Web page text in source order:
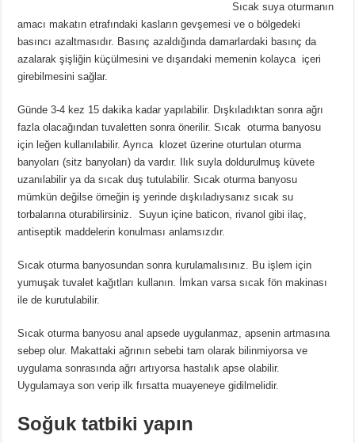
Sıcak suya oturmanın
amacı makatın etrafındaki kasların gevşemesi ve o bölgedeki
basıncı azaltmasıdır. Basınç azaldığında damarlardaki basınç da
azalarak şişliğin küçülmesini ve dışarıdaki memenin kolayca içeri
girebilmesini sağlar.
Günde 3-4 kez 15 dakika kadar yapılabilir. Dışkıladıktan sonra ağrı
fazla olacağından tuvaletten sonra önerilir. Sıcak oturma banyosu
için leğen kullanılabilir. Ayrıca klozet üzerine oturtulan oturma
banyoları (sitz banyoları) da vardır. Ilık suyla doldurulmuş küvete
uzanılabilir ya da sıcak duş tutulabilir. Sıcak oturma banyosu
mümkün değilse örneğin iş yerinde dışkıladıysanız sıcak su
torbalarına oturabilirsiniz. Suyun içine baticon, rivanol gibi ilaç,
antiseptik maddelerin konulması anlamsızdır.
Sıcak oturma banyosundan sonra kurulamalısınız. Bu işlem için
yumuşak tuvalet kağıtları kullanın. İmkan varsa sıcak fön makinası
ile de kurutulabilir.
Sıcak oturma banyosu anal apsede uygulanmaz, apsenin artmasına
sebep olur. Makattaki ağrının sebebi tam olarak bilinmiyorsa ve
uygulama sonrasında ağrı artıyorsa hastalık apse olabilir.
Uygulamaya son verip ilk fırsatta muayeneye gidilmelidir.
Soğuk tatbiki yapın